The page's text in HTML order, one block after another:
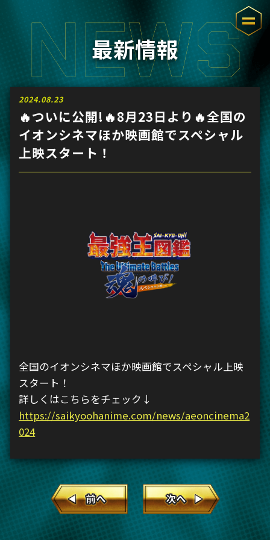
最新情報
2024.08.23
🔥ついに公開!🔥8月23日より🔥全国の
イオンシネマほか映画館でスペシャル
上映スタート！
全国のイオンシネマほか映画館でスペシャル上映
スタート！
詳しくはこちらをチェック↓
https://saikyoohanime.com/news/aeoncinema2
024